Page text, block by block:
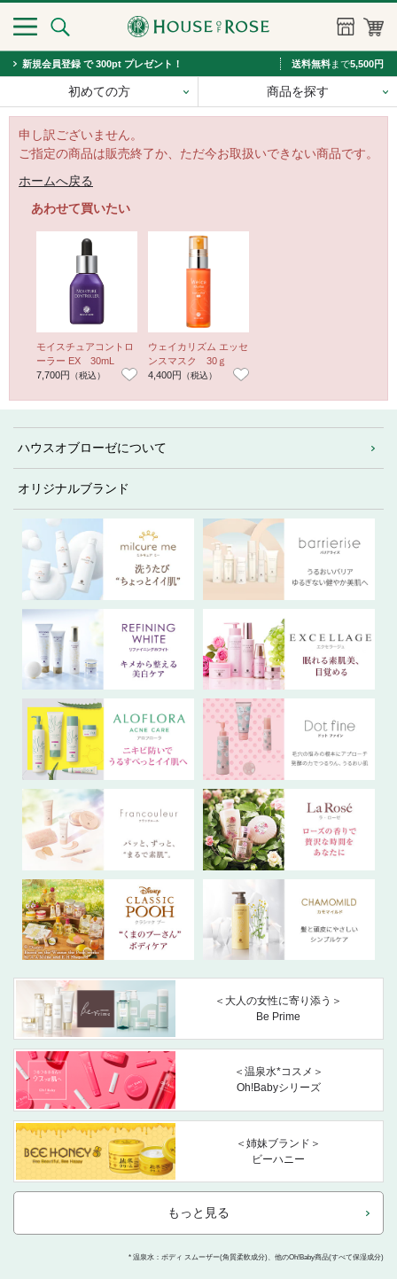
新規会員登録 で 300pt プレゼント！ 送料無料まで5,500円
初めての方 商品を探す
申し訳ございません。
ご指定の商品は販売終了か、ただ今お取扱いできない商品です。
ホームへ戻る
あわせて買いたい
モイスチュアコントロ
ーラー EX 30mL
7,700円 （税込）
ウェイカリズム エッセ
ンスマスク 30ｇ
4,400円
（税込）
ハウスオブローゼについて
オリジナルブランド
＜大人の女性に寄り添う＞
Be Prime
＜温泉水*コスメ＞
Oh!Babyシリーズ
＜姉妹ブランド＞
ビーハニー
もっと見る
* 温泉水：ボディ スムーザー(角質柔軟成分)、他のOh!Baby商品(すべて保湿成分)